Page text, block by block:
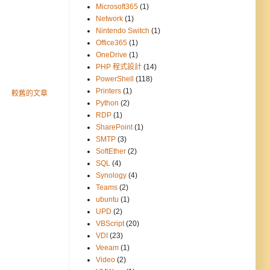
較舊的文章
Microsoft365 (1)
Network (1)
Nintendo Switch (1)
Office365 (1)
OneDrive (1)
PHP 程式設計 (14)
PowerShell
(118)
Printers (1)
Python (2)
RDP (1)
SharePoint (1)
SMTP (3)
SoftEther (2)
SQL (4)
Synology (4)
Teams (2)
ubuntu (1)
UPD (2)
VBScript (20)
VDI (23)
Veeam (1)
Video (2)